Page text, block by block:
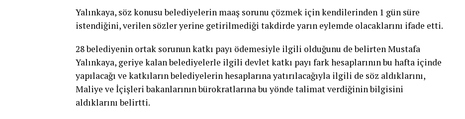
Yalınkaya, söz konusu belediyelerin maaş sorunu çözmek için kendilerinden 1 gün süre
istendiğini, verilen sözler yerine getirilmediği takdirde yarın eylemde olacaklarını ifade etti.
28 belediyenin ortak sorunun katkı payı ödemesiyle ilgili olduğunu de belirten Mustafa
Yalınkaya, geriye kalan belediyelerle ilgili devlet katkı payı fark hesaplarının bu hafta içinde
yapılacağı ve katkıların belediyelerin hesaplarına yatırılacağıyla ilgili de söz aldıklarını,
Maliye ve İçişleri bakanlarının bürokratlarına bu yönde talimat verdiğinin bilgisini
aldıklarını belirtti.